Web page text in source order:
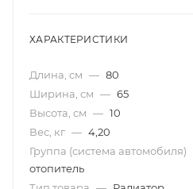
ХАРАКТЕРИСТИКИ
Длина, см — 80
Ширина, см — 65
Высота, см — 10
Вес, кг — 4,20
Группа (система автомобиля)
отопитель